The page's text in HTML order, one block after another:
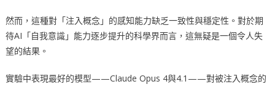
然而，這種對「注入概念」的感知能力缺乏一致性與穩定性。對於期
待AI「自我意識」能力逐步提升的科學界而言，這無疑是一個令人失
望的結果。
實驗中表現最好的模型——Claude Opus 4與4.1——對被注入概念的